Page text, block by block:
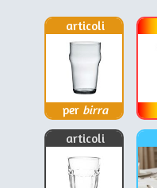
articoli
per birra
articoli